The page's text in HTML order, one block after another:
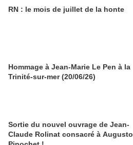
RN : le mois de juillet de la honte
Hommage à Jean-Marie Le Pen à la
Trinité-sur-mer (20/06/26)
Sortie du nouvel ouvrage de Jean-
Claude Rolinat consacré à Augusto